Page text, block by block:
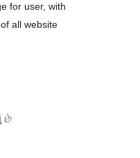
for user, with
all website
છે